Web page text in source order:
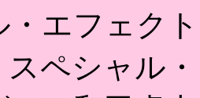
・エフェク
スペシャル